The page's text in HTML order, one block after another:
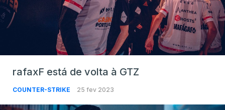
rafaxF está de volta à GTZ
COUNTER-STRIKE 25 fev 2023